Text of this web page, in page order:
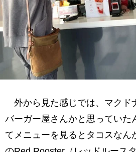
外から見た感じでは、マクド
バーガー屋さんかと思っていた
てメニューを見るとタコスなん